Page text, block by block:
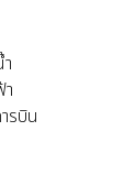
รบิน